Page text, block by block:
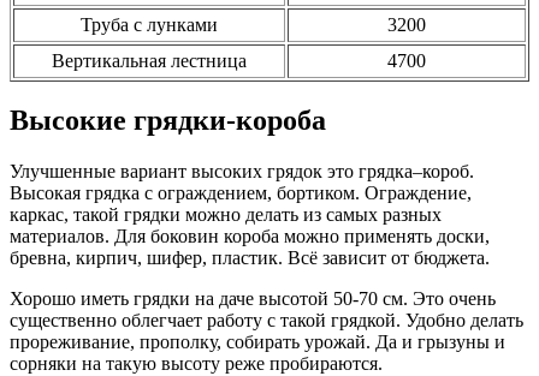
Труба с лунками
3200
Вертикальная лестница
4700
Высокие грядки-короба
Улучшенные вариант высоких грядок это грядка–короб.
Высокая грядка с ограждением, бортиком. Ограждение,
каркас, такой грядки можно делать из самых разных
материалов. Для боковин короба можно применять доски,
бревна, кирпич, шифер, пластик. Всё зависит от бюджета.
Хорошо иметь грядки на даче высотой 50-70 см. Это очень
существенно облегчает работу с такой грядкой. Удобно делать
прореживание, прополку, собирать урожай. Да и грызуны и
сорняки на такую высоту реже пробираются.